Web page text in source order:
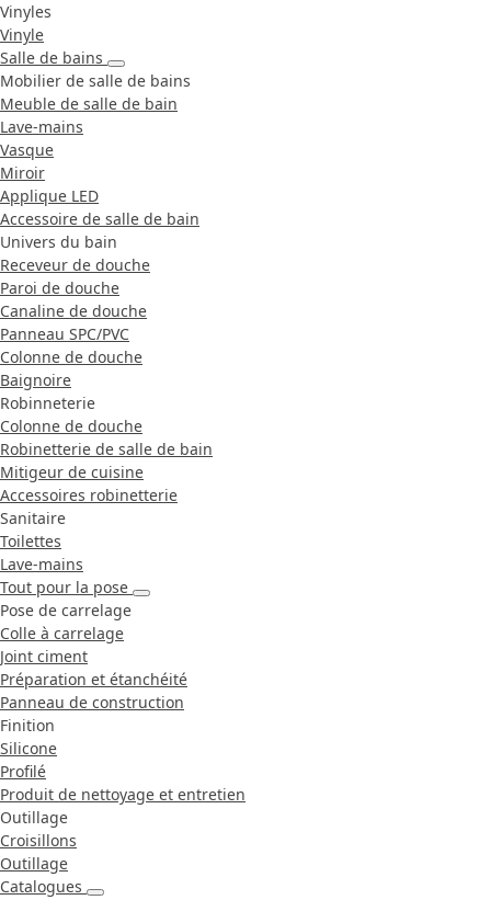
Vinyles
Vinyle
Salle de bains
Mobilier de salle de bains
Meuble de salle de bain
Lave-mains
Vasque
Miroir
Applique LED
Accessoire de salle de bain
Univers du bain
Receveur de douche
Paroi de douche
Canaline de douche
Panneau SPC/PVC
Colonne de douche
Baignoire
Robinneterie
Colonne de douche
Robinetterie de salle de bain
Mitigeur de cuisine
Accessoires robinetterie
Sanitaire
Toilettes
Lave-mains
Tout pour la pose
Pose de carrelage
Colle à carrelage
Joint ciment
Préparation et étanchéité
Panneau de construction
Finition
Silicone
Profilé
Produit de nettoyage et entretien
Outillage
Croisillons
Outillage
Catalogues